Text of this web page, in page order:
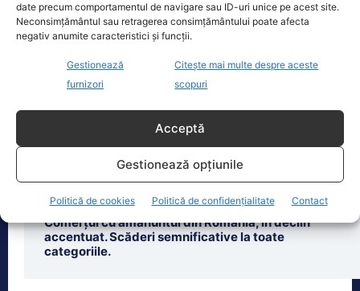
date precum comportamentul de navigare sau ID-uri unice pe acest site.
Neconsimțământul sau retragerea consimțământului poate afecta
negativ anumite caracteristici și funcții.
Gestionează
furnizori
Citește mai multe despre aceste
scopuri
Acceptă
Gestionează opțiunile
Politică de cookies Politică de confidențialitate Contact
Ultimele știri
Rheinmetall își ajustează estimările de vânzări după
anularea unui contract. Divizia navală va resimți
pierderi majore.
Comerțul cu amănuntul din România, în declin
accentuat. Scăderi semnificative la toate
categoriile.